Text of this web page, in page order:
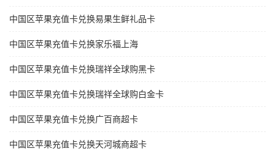
中国区苹果充值卡兑换易果生鲜礼品卡
中国区苹果充值卡兑换家乐福上海
中国区苹果充值卡兑换瑞祥全球购黑卡
中国区苹果充值卡兑换瑞祥全球购白金卡
中国区苹果充值卡兑换广百商超卡
中国区苹果充值卡兑换天河城商超卡